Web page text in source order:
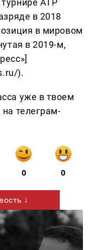
ATP
в 2018
в мировом
в 2019-м,
).
уже в твоем
телеграм-
0 0
↓